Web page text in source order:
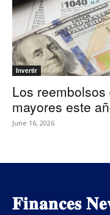
Invertir
Los
mayores este
June 16, 2026
𝐅𝐢𝐧𝐚𝐧𝐜𝐞𝐬